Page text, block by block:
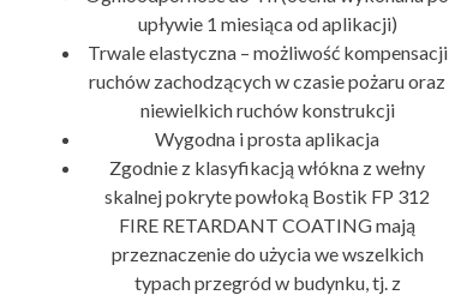
upływie 1 miesiąca od aplikacji)
Trwale elastyczna – możliwość kompensacji
ruchów zachodzących w czasie pożaru oraz
niewielkich ruchów konstrukcji
Wygodna i prosta aplikacja
Zgodnie z klasyfikacją włókna z wełny
skalnej pokryte powłoką Bostik FP 312
FIRE RETARDANT COATING mają
przeznaczenie do użycia we wszelkich
typach przegród w budynku, tj. z